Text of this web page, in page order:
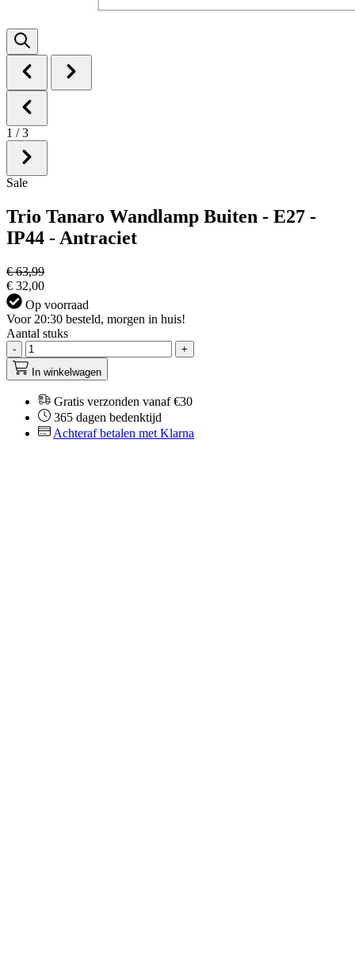
1 / 3
Sale
Trio Tanaro Wandlamp Buiten - E27 -
IP44 - Antraciet
€ 63,99
€ 32,00
Op voorraad
Voor 20:30 besteld, morgen in huis!
Aantal stuks
-
+
In winkelwagen
Gratis verzonden vanaf €30
365 dagen bedenktijd
Achteraf betalen met Klarna